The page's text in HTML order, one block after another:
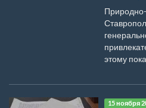
Природно-
этому
15 ноября